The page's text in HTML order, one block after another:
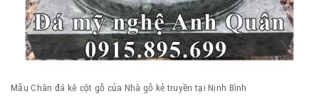
Mẫu Chân đá kê cột gỗ của Nhà gỗ kẻ truyền tại Ninh Bình